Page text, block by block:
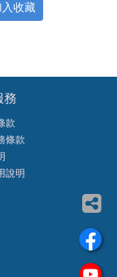
入收藏
務
款
條款
說明